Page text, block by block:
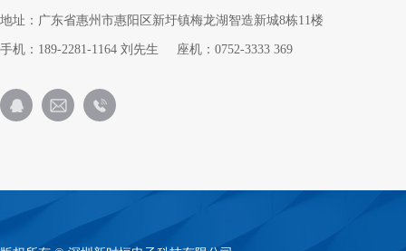
地址：广东省惠州市惠阳区新圩镇梅龙湖智造新城8栋11楼
手机：189-2281-1164 刘先生 座机：0752-3333 369